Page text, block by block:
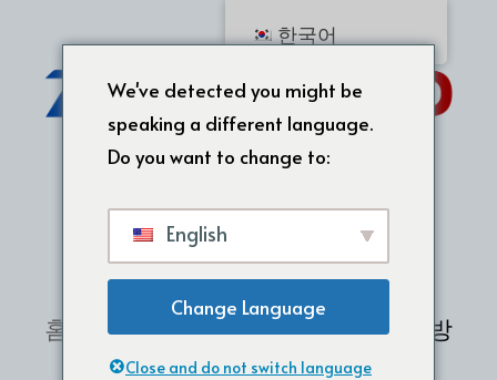
홈 실리콘 고무 몰딩/ 실리콘 발열 방
지 손 장갑
한국어
We've detected you might be
speaking a different language.
Do you want to change to:
English
Change Language
Close and do not switch language